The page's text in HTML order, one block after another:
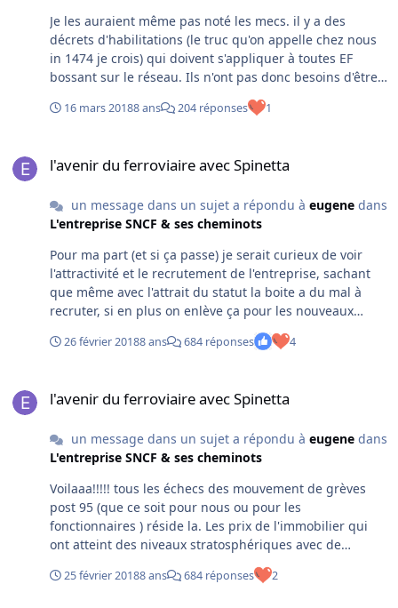
Je les auraient même pas noté les mecs. il y a des
décrets d'habilitations (le truc qu'on appelle chez nous
in 1474 je crois) qui doivent s'appliquer à toutes EF
bossant sur le réseau. Ils n'ont pas donc besoins d'être
évalués par nous. Soit l'entreprise est validée (et ses
agents) par l'organisme qui va bien ou elle l'est pas.
16 mars 20188 ans 204 réponses 1
l'avenir du ferroviaire avec Spinetta
un message dans un sujet a répondu à eugenedans
L'entreprise SNCF & ses cheminots
Pour ma part (et si ça passe) je serait curieux de voir
l'attractivité et le recrutement de l'entreprise, sachant
que même avec l'attrait du statut la boite a du mal à
recruter, si en plus on enlève ça pour les nouveaux
entrants, tu les attire comment les gens ?(vu comment
se vide une salle lors de l'énoncé des contraintes des
26 février 20188 ans 684 réponses 4
l'avenir du ferroviaire avec Spinetta
un message dans un sujet a répondu à eugenedans
L'entreprise SNCF & ses cheminots
Voilaaa!!!!! tous les échecs des mouvement de grèves
post 95 (que ce soit pour nous ou pour les
fonctionnaires ) réside la. Les prix de l'immobilier qui
ont atteint des niveaux stratosphériques avec de
grosses mensualités (même avec des taux faibles), plus
la voiture etc etc Sans compter aussi les attaques
25 février 20188 ans 684 réponses 2